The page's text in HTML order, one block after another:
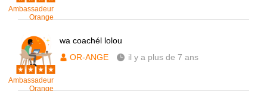
Ambassadeur
Orange
Ambassadeur
Orange
wa coachél lolou
OR-ANGE
il y a plus de 7 ans